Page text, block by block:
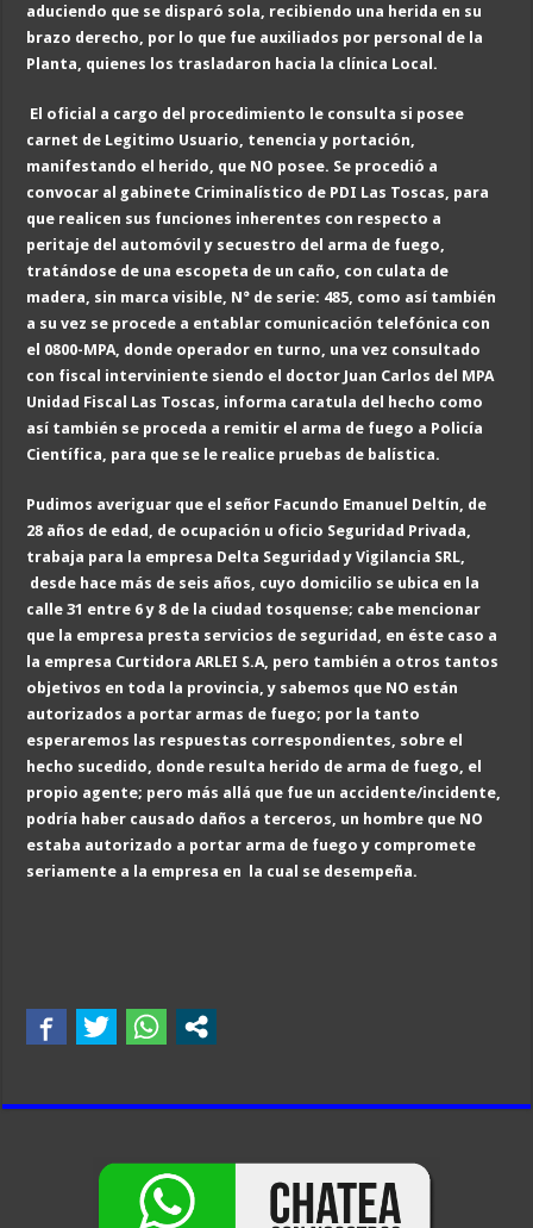
aduciendo que se disparó sola, recibiendo una herida en su
brazo derecho, por lo que fue auxiliados por personal de la
Planta, quienes los trasladaron hacia la clínica Local.
El oficial a cargo del procedimiento le consulta si posee
carnet de Legitimo Usuario, tenencia y portación,
manifestando el herido, que NO posee. Se procedió a
convocar al gabinete Criminalístico de PDI Las Toscas, para
que realicen sus funciones inherentes con respecto a
peritaje del automóvil y secuestro del arma de fuego,
tratándose de una escopeta de un caño, con culata de
madera, sin marca visible, N° de serie: 485, como así también
a su vez se procede a entablar comunicación telefónica con
el 0800-MPA, donde operador en turno, una vez consultado
con fiscal interviniente siendo el doctor Juan Carlos del MPA
Unidad Fiscal Las Toscas, informa caratula del hecho como
así también se proceda a remitir el arma de fuego a Policía
Científica, para que se le realice pruebas de balística.
Pudimos averiguar que el señor Facundo Emanuel Deltín, de
28 años de edad, de ocupación u oficio Seguridad Privada,
trabaja para la empresa Delta Seguridad y Vigilancia SRL,
desde hace más de seis años, cuyo domicilio se ubica en la
calle 31 entre 6 y 8 de la ciudad tosquense; cabe mencionar
que la empresa presta servicios de seguridad, en éste caso a
la empresa Curtidora ARLEI S.A, pero también a otros tantos
objetivos en toda la provincia, y sabemos que NO están
autorizados a portar armas de fuego; por la tanto
esperaremos las respuestas correspondientes, sobre el
hecho sucedido, donde resulta herido de arma de fuego, el
propio agente; pero más allá que fue un accidente/incidente,
podría haber causado daños a terceros, un hombre que NO
estaba autorizado a portar arma de fuego y compromete
seriamente a la empresa en la cual se desempeña.